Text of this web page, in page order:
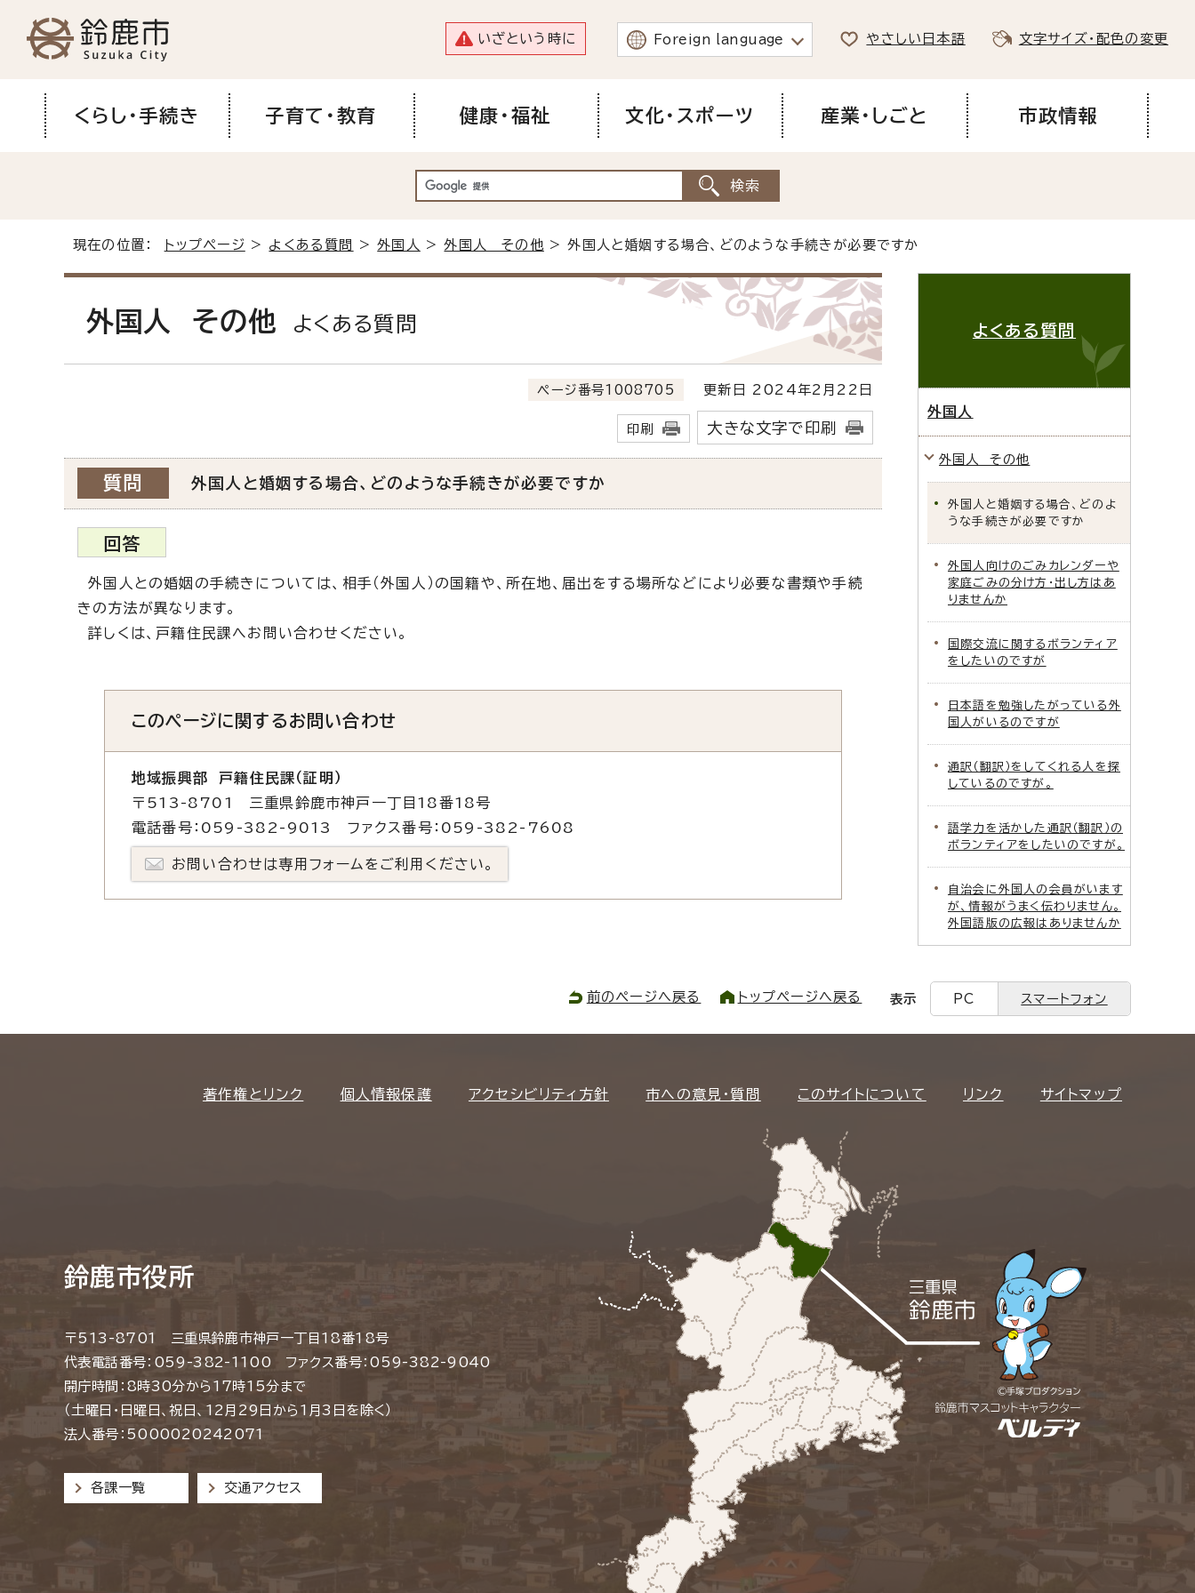
いざという時に Foreign language やさしい日本語 文字サイズ・配色の変更
くらし・手続き 子育て・教育 健康・福祉 文化・スポーツ 産業・しごと 市政情報
現在の位置： トップページ > よくある質問 >外国人 >外国人 その他 > 外国人と婚姻する場合、どのような手続きが必要ですか
外国人 その他 よくある質問
ページ番号1008705 更新日 2024年2月22日
印刷 大きな文字で印刷
質問 外国人と婚姻する場合、どのような手続きが必要ですか
回答
外国人との婚姻の手続きについては、相手（外国人）の国籍や、所在地、届出をする場所などにより必要な書類や手続
きの方法が異なります。
詳しくは、戸籍住民課へお問い合わせください。
このページに関するお問い合わせ
地域振興部 戸籍住民課（証明）
〒513-8701 三重県鈴鹿市神戸一丁目18番18号
電話番号：059-382-9013 ファクス番号：059-382-7608
お問い合わせは専用フォームをご利用ください。
よくある質問
外国人
外国人 その他
外国人と婚姻する場合、どのよ
うな手続きが必要ですか
外国人向けのごみカレンダーや
家庭ごみの分け方・出し方はあ
りませんか
国際交流に関するボランティア
をしたいのですが
日本語を勉強したがっている外
国人がいるのですが
通訳（翻訳）をしてくれる人を探
しているのですが。
語学力を活かした通訳（翻訳）の
ボランティアをしたいのですが。
自治会に外国人の会員がいます
が、情報がうまく伝わりません。
外国語版の広報はありませんか
前のページへ戻る トップページへ戻る 表示 PC スマートフォン
著作権とリンク 個人情報保護 アクセシビリティ方針 市への意見・質問 このサイトについて リンク サイトマップ
鈴鹿市役所
〒513-8701 三重県鈴鹿市神戸一丁目18番18号
代表電話番号：059-382-1100 ファクス番号：059-382-9040
開庁時間：8時30分から17時15分まで
（土曜日・日曜日、祝日、12月29日から1月3日を除く）
法人番号：5000020242071
各課一覧 交通アクセス